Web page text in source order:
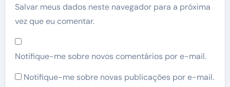
Salvar meus dados neste navegador para a próxima
vez que eu comentar.
Notifique-me sobre novos comentários por e-mail.
Notifique-me sobre novas publicações por e-mail.